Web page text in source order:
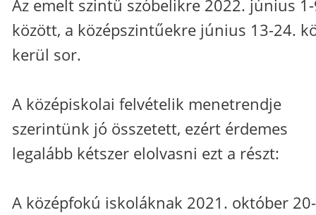
Az emelt szintű szóbelikre 2022. június
között, a középszintűekre június 13-24.
kerül sor.
A középiskolai felvételik menetrendje
szerintünk jó összetett, ezért érdemes
legalább kétszer elolvasni ezt a részt:
A középfokú iskoláknak 2021. október